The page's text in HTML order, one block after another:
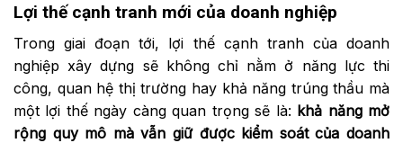
Lợi thế cạnh tranh mới của doanh nghiệp
Trong giai đoạn tới, lợi thế cạnh tranh của doanh
nghiệp xây dựng sẽ không chỉ nằm ở năng lực thi
công, quan hệ thị trường hay khả năng trúng thầu mà
một lợi thế ngày càng quan trọng sẽ là: khả năng mở
rộng quy mô mà vẫn giữ được kiểm soátcủa doanh